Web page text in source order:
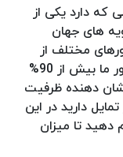
دارد یکی از
های جهان
مختلف از
جمله ایران بسیار زیاد است. همچنین کشور ما بیش از 90%
دهنده ظرفیت
دارید در این
دهید تا میزان